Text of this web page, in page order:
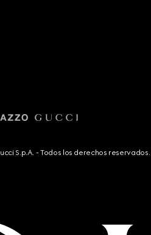
S.p.A. - Todos los derechos